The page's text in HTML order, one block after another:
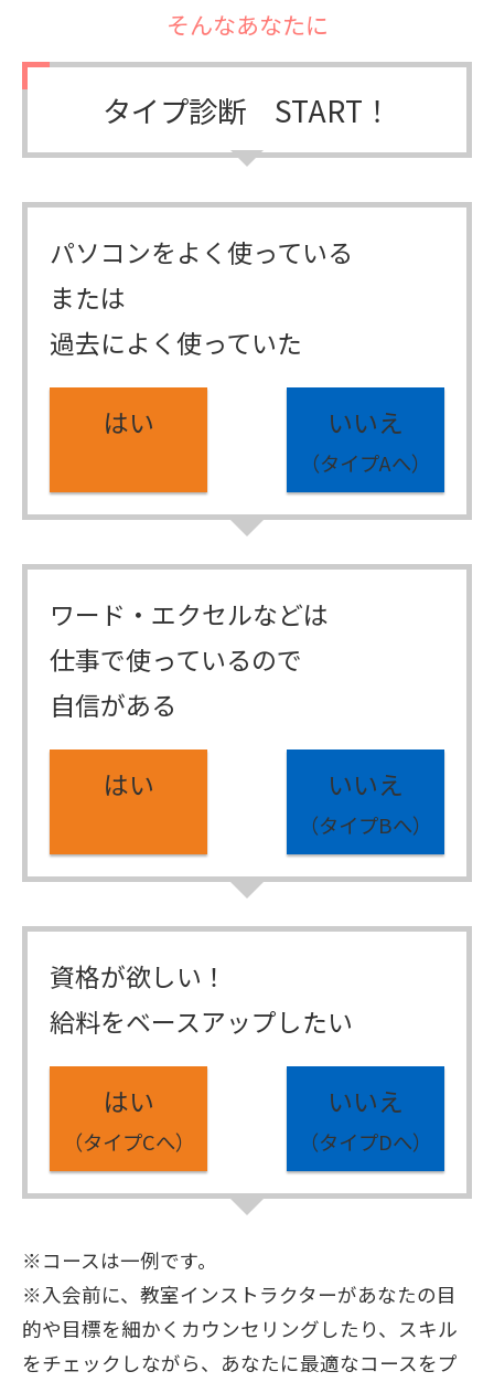
そんなあなたに
タイプ診断 START！
パソコンをよく使っている
または
過去によく使っていた
はい いいえ
（タイプAへ）
ワード・エクセルなどは
仕事で使っているので
自信がある
はい いいえ
（タイプBへ）
資格が欲しい！
給料をベースアップしたい
はい
（タイプCへ）
いいえ
（タイプDへ）
※コースは一例です。
※入会前に、教室インストラクターがあなたの目
的や目標を細かくカウンセリングしたり、スキル
をチェックしながら、あなたに最適なコースをプ